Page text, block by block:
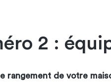
2 :
rangement de votre